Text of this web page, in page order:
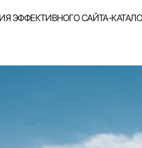
ЭФФЕКТИВНОГО САЙТА-